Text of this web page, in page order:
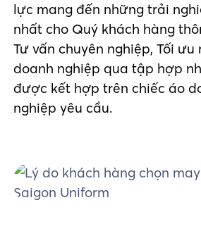
lực mang đến những trải
nhất cho Quý khách hàng
Tư vấn chuyên nghiệp, Tối ưu
doanh nghiệp qua tập hợp
được kết hợp trên chiếc áo
nghiệp yêu cầu.